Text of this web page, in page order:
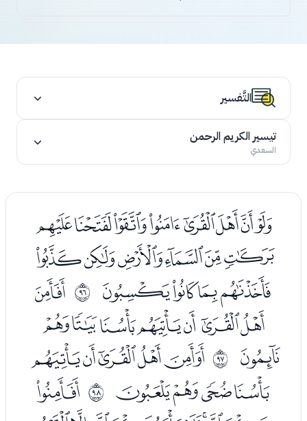
التَّفسير
تيسير الكريم الرحمن
السعدي
ﭑﭒﭓﭔﭕﭖﭗﭘ
ﭙﭚﭛﭜﭝﭞ
ﭟﭠﭡﭢ ﱟ ﭤ
ﭥﭦﭧﭨﭩﭪﭫ
ﭬ ﱠ ﭮﭯﭰﭱﭲ
ﭳﭴﭵﭶ ﱡ ﭸ